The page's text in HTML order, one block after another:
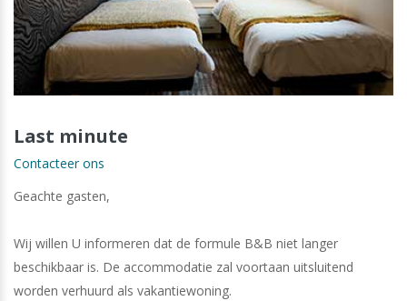
Last minute
Contacteer ons
Geachte gasten,
Wij willen U informeren dat de formule B&B niet langer
beschikbaar is. De accommodatie zal voortaan uitsluitend
worden verhuurd als vakantiewoning.